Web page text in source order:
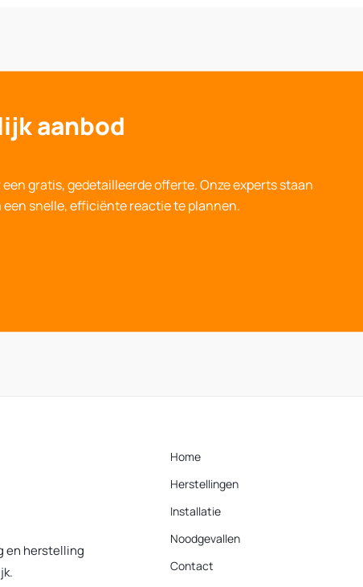
aanbod
gratis, gedetailleerde offerte. Onze experts staan
snelle, efficiënte reactie te plannen.
en herstelling
Home
Herstellingen
Installatie
Noodgevallen
Contact